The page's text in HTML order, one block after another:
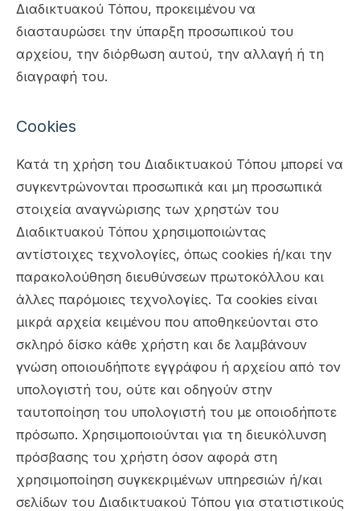
Διαδικτυακού Τόπου, προκειμένου να
διασταυρώσει την ύπαρξη προσωπικού του
αρχείου, την διόρθωση αυτού, την αλλαγή ή τη
διαγραφή του.
Cookies
Κατά τη χρήση του Διαδικτυακού Τόπου μπορεί να
συγκεντρώνονται προσωπικά και μη προσωπικά
στοιχεία αναγνώρισης των χρηστών του
Διαδικτυακού Τόπου χρησιμοποιώντας
αντίστοιχες τεχνολογίες, όπως cookies ή/και την
παρακολούθηση διευθύνσεων πρωτοκόλλου και
άλλες παρόμοιες τεχνολογίες. Τα cookies είναι
μικρά αρχεία κειμένου που αποθηκεύονται στο
σκληρό δίσκο κάθε χρήστη και δε λαμβάνουν
γνώση οποιουδήποτε εγγράφου ή αρχείου από τον
υπολογιστή του, ούτε και οδηγούν στην
ταυτοποίηση του υπολογιστή του με οποιοδήποτε
πρόσωπο. Χρησιμοποιούνται για τη διευκόλυνση
πρόσβασης του χρήστη όσον αφορά στη
χρησιμοποίηση συγκεκριμένων υπηρεσιών ή/και
σελίδων του Διαδικτυακού Τόπου για στατιστικούς